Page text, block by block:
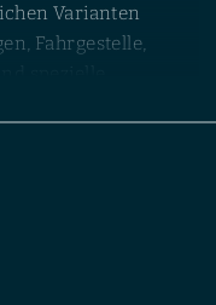
Varianten
Fahrgestelle,
Fahrzeuglängen,
eine Anpassung
Paket- und
bis hin zum
für